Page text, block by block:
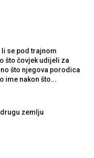
se pod trajnom
što čovjek udijeli za
što njegova porodica
ime nakon što...
zemlju